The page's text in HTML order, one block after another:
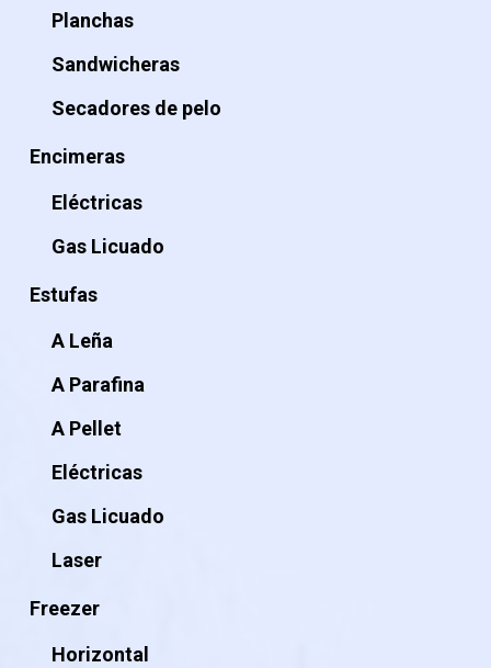
Planchas
Sandwicheras
Secadores de pelo
Encimeras
Eléctricas
Gas Licuado
Estufas
A Leña
A Parafina
A Pellet
Eléctricas
Gas Licuado
Laser
Freezer
Horizontal